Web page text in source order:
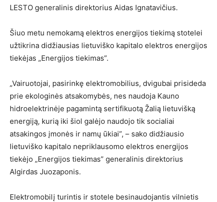
LESTO generalinis direktorius Aidas Ignatavičius.
Šiuo metu nemokamą elektros energijos tiekimą stotelei
užtikrina didžiausias lietuviško kapitalo elektros energijos
tiekėjas „Energijos tiekimas”.
„Vairuotojai, pasirinkę elektromobilius, dvigubai prisideda
prie ekologinės atsakomybės, nes naudoja Kauno
hidroelektrinėje pagamintą sertifikuotą Žalią lietuvišką
energiją, kurią iki šiol galėjo naudojo tik socialiai
atsakingos įmonės ir namų ūkiai”, – sako didžiausio
lietuviško kapitalo nepriklausomo elektros energijos
tiekėjo „Energijos tiekimas” generalinis direktorius
Algirdas Juozaponis.
Elektromobilį turintis ir stotele besinaudojantis vilnietis